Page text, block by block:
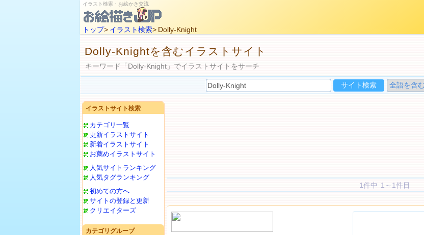
イラスト検索・お絵かき交流
トップ> イラスト検索> Dolly-Knight
Dolly-Knightを含むイラストサイト
キーワード「Dolly-Knight」でイラストサイトをサーチ
イラストサイト検索
カテゴリ一覧
更新イラストサイト
新着イラストサイト
お薦めイラストサイト
人気サイトランキング
人気タグランキング
初めての方へ
サイトの登録と更新
クリエイターズ
カテゴリグループ
1件中 1～1件目